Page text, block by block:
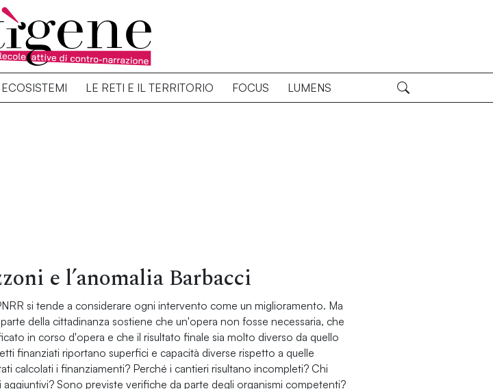
LE RETI E IL TERRITORIO FOCUS LUMENS
e l’anomalia Barbacci
si tende a considerare ogni intervento come un miglioramento. Ma
della cittadinanza sostiene che un'opera non fosse necessaria, che
in corso d'opera e che il risultato finale sia molto diverso da quello
finanziati riportano superfici e capacità diverse rispetto a quelle
calcolati i finanziamenti? Perché i cantieri risultano incompleti? Chi
aggiuntivi? Sono previste verifiche da parte degli organismi competenti?